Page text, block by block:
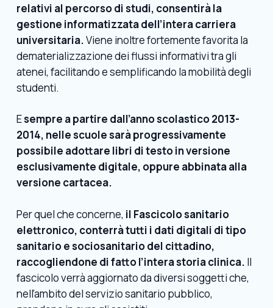
relativi al percorso di studi, consentirà la
gestione informatizzata dell’intera carriera
universitaria.Viene inoltre fortemente favorita la
dematerializzazione dei flussi informativi tra gli
atenei, facilitando e semplificando la mobilità degli
studenti.
Esempre a partire dall’anno scolastico 2013-
2014, nelle scuole sarà progressivamente
possibile adottare libri di testo in versione
esclusivamente digitale, oppure abbinata alla
versione cartacea.
Per quel che concerne, il Fascicolo sanitario
elettronico, conterrà tutti i dati digitali di tipo
sanitario e sociosanitario del cittadino,
raccogliendone di fatto l’intera storia clinica. Il
fascicolo verrà aggiornato da diversi soggetti che,
nell’ambito del servizio sanitario pubblico,